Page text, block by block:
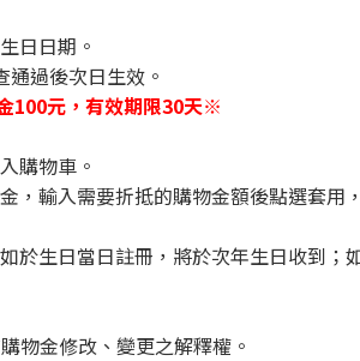
日日期。
過後次日生效。
100元，有效期限30天※
購物車。
，輸入需要折抵的購物金額後點選套用
於生日當日註冊，將於次年生日收到；
物金修改、變更之解釋權。